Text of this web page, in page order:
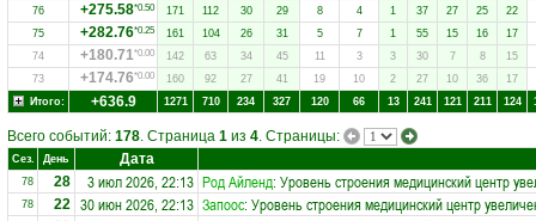
76
+275.58*0.50 171 112 30 29 8 4 1 37 27 25
22
75
+282.76*0.25 161 104 26 31 5 7 1 55 15 16
17
74
+180.71*0.00 142 63 34 45 11 3 3 30 7 8
15
73
+174.76*0.00 160 92 27 41 19 10 2 27 10 36
17
Итого:
+636.9 1271 710 234 327 120 66 13 241 121 211 124
Всего событий: 178. Страница 1 из 4. Страницы:
Сез. День Дата
78 28 3 июл 2026, 22:13 Род Айленд: Уровень строения медицинский центр
78 22 30 июн 2026, 22:13 Запоос: Уровень строения медицинский центр